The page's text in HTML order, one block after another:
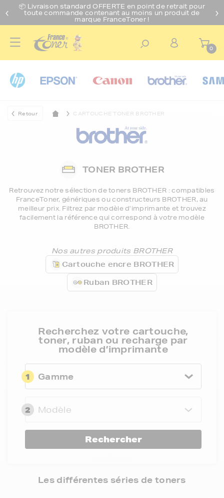
📦 Livraison standard OFFERTE en point de retrait pour
toute commande contenant au moins un produit de
marque FranceToner !
0
Retour CARTOUCHE TONER BROTHER
TONER BROTHER
Retrouvez notre sélection detoners BROTHER : compatibles
FranceToner, génériques ou constructeurs BROTHER, au
meilleur prix. Filtrez par modèle d’imprimante et trouvez
facilement la référence qui correspond à votre modèle
BROTHER.
Nos autres produits BROTHER
Cartouche encre BROTHER
Ruban BROTHER
Recherchez votre cartouche,
toner, ruban ou recharge par
modèle d’imprimante
1 Gamme
2 Modèle
Rechercher
Les différentes séries de toners